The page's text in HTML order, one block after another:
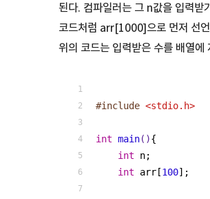
된다. 컴파일러는 그 n값을 입력받
코드처럼 arr[1000]으로 먼저 선
위의 코드는 입력받은 수를 배열에
#include <stdio.h>
int main(){
int n;
int arr[100];